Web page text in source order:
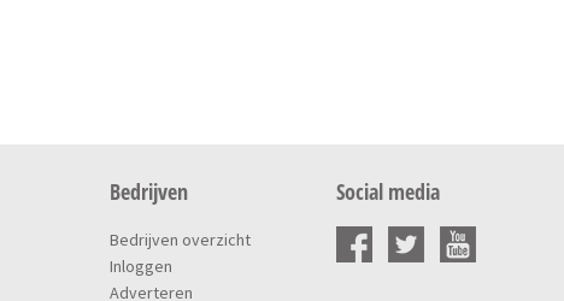
Bedrijven
Bedrijven overzicht
Inloggen
Adverteren
Social media